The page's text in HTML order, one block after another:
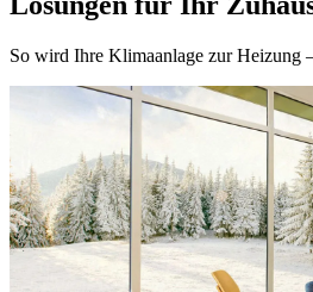
So wird Ihre Klimaanlage zur Heizung